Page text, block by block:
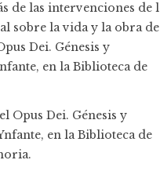
de las intervenciones de
la vida y la obra de
Opus Dei. Génesis y
en la Biblioteca de